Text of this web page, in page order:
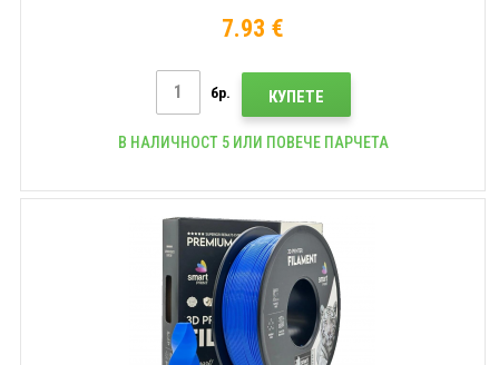
7.93 €
бр. КУПЕТЕ
В НАЛИЧНОСТ 5 ИЛИ ПОВЕЧЕ ПАРЧЕТА